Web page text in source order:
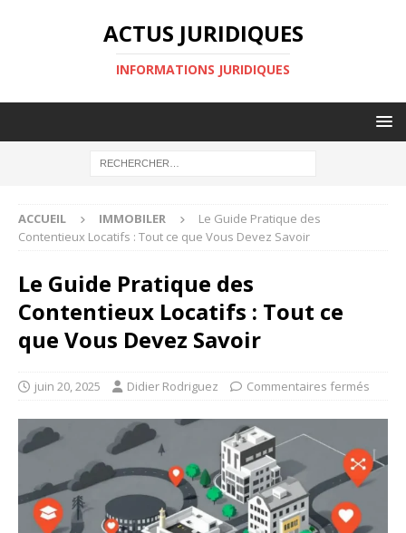
ACTUS JURIDIQUES
INFORMATIONS JURIDIQUES
ACCUEIL IMMOBILER
Le Guide Pratique des
Contentieux Locatifs : Tout ce que Vous Devez Savoir
Le Guide Pratique des
Contentieux Locatifs : Tout ce
que Vous Devez Savoir
juin 20, 2025 Didier Rodriguez Commentaires fermés